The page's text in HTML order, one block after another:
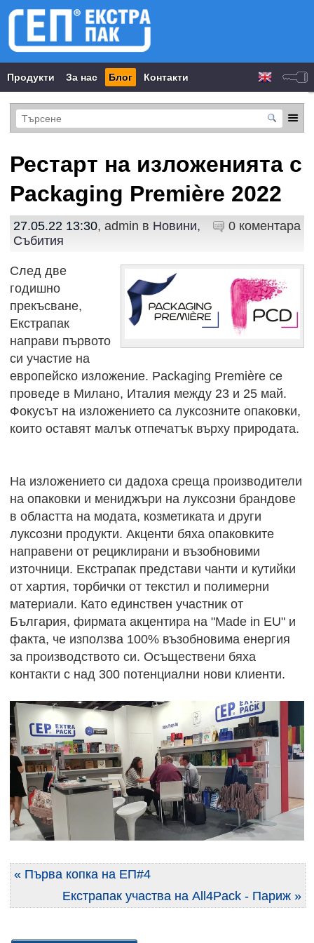
Продукти За нас Блог Контакти
Рестарт на изложенията с
Packaging Première 2022
0 коментара
27.05.22 13:30, admin в Новини,
Събития
След две
годишно
прекъсване,
Екстрапак
направи първото
си участие на
европейско изложение. Packaging Première се
проведе в Милано, Италия между 23 и 25 май.
Фокусът на изложението са луксозните опаковки,
които оставят малък отпечатък върху природата.
На изложението си дадоха среща производители
на опаковки и мениджъри на луксозни брандове
в областта на модата, козметиката и други
луксозни продукти. Акценти бяха опаковките
направени от рециклирани и възобновими
източници. Екстрапак представи чанти и кутийки
от хартия, торбички от текстил и полимерни
материали. Като единствен участник от
България, фирмата акцентира на "Made in EU" и
факта, че използва 100% възобновима енергия
за производството си. Осъществени бяха
контакти с над 300 потенциални нови клиенти.
« Първа копка на ЕП#4
Екстрапак участва на All4Pack - Париж »